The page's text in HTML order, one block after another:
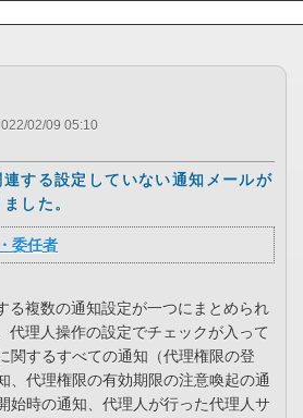
02/09 05:10
する設定していない通知メールが
した。
委任者
る複数の通知設定が一つにまとめられ
代理人操作の設定でチェックが入って
関するすべての通知（代理権限の登
、代理権限の有効期限の注意喚起の通
始時の通知、代理人が行った代理人サ